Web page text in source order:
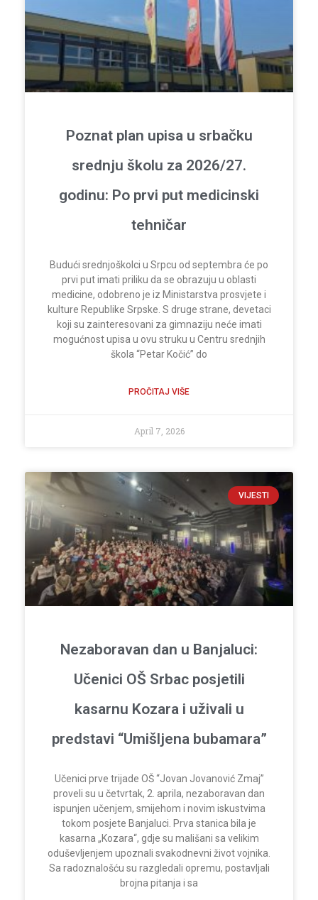
Poznat plan upisa u srbačku
srednju školu za 2026/27.
godinu: Po prvi put medicinski
tehničar
Budući srednjoškolci u Srpcu od septembra će po
prvi put imati priliku da se obrazuju u oblasti
medicine, odobreno je iz Ministarstva prosvjete i
kulture Republike Srpske. S druge strane, devetaci
koji su zainteresovani za gimnaziju neće imati
mogućnost upisa u ovu struku u Centru srednjih
škola “Petar Kočić” do
PROČITAJ VIŠE
April 7, 2026
VIJESTI
Nezaboravan dan u Banjaluci:
Učenici OŠ Srbac posjetili
kasarnu Kozara i uživali u
predstavi “Umišljena bubamara”
Učenici prve trijade OŠ “Jovan Jovanović Zmaj”
proveli su u četvrtak, 2. aprila, nezaboravan dan
ispunjen učenjem, smijehom i novim iskustvima
tokom posjete Banjaluci. Prva stanica bila je
kasarna „Kozara“, gdje su mališani sa velikim
oduševljenjem upoznali svakodnevni život vojnika.
Sa radoznalošću su razgledali opremu, postavljali
brojna pitanja i sa